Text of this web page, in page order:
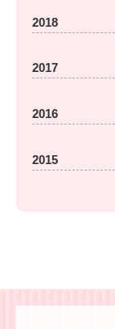
2018
2017
2016
2015